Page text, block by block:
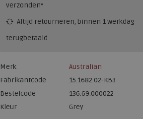
verzonden*
Altijd retourneren, binnen 1 werkdag
terugbetaald
Merk
Australian
Fabrikantcode
15.1682.02-KB3
Bestelcode
136.69.000022
Kleur
Grey